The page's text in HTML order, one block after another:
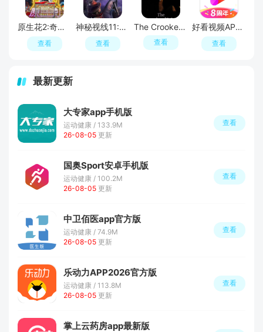
原生花2:奇幻旅程
查看
神秘视线11:惊悚秘林
查看
The Crooked Man
查看
好看视频APP官方最新版
查看
最新更新
大专家app手机版
运动健康 / 133.9M
26-08-05 更新
查看
国奥Sport安卓手机版
运动健康 / 100.2M
26-08-05 更新
查看
中卫佰医app官方版
运动健康 / 74.9M
26-08-05 更新
查看
乐动力APP2026官方版
运动健康 / 113.8M
26-08-05 更新
查看
掌上云药房app最新版